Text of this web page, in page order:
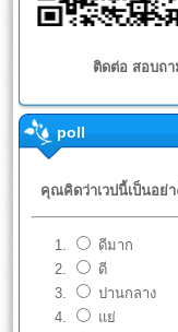
ติดต่อ สอบถา
poll
คุณคิดว่าเวปนี้เป็นอย่า
ดีมาก
ดี
ปานกลาง
แย่